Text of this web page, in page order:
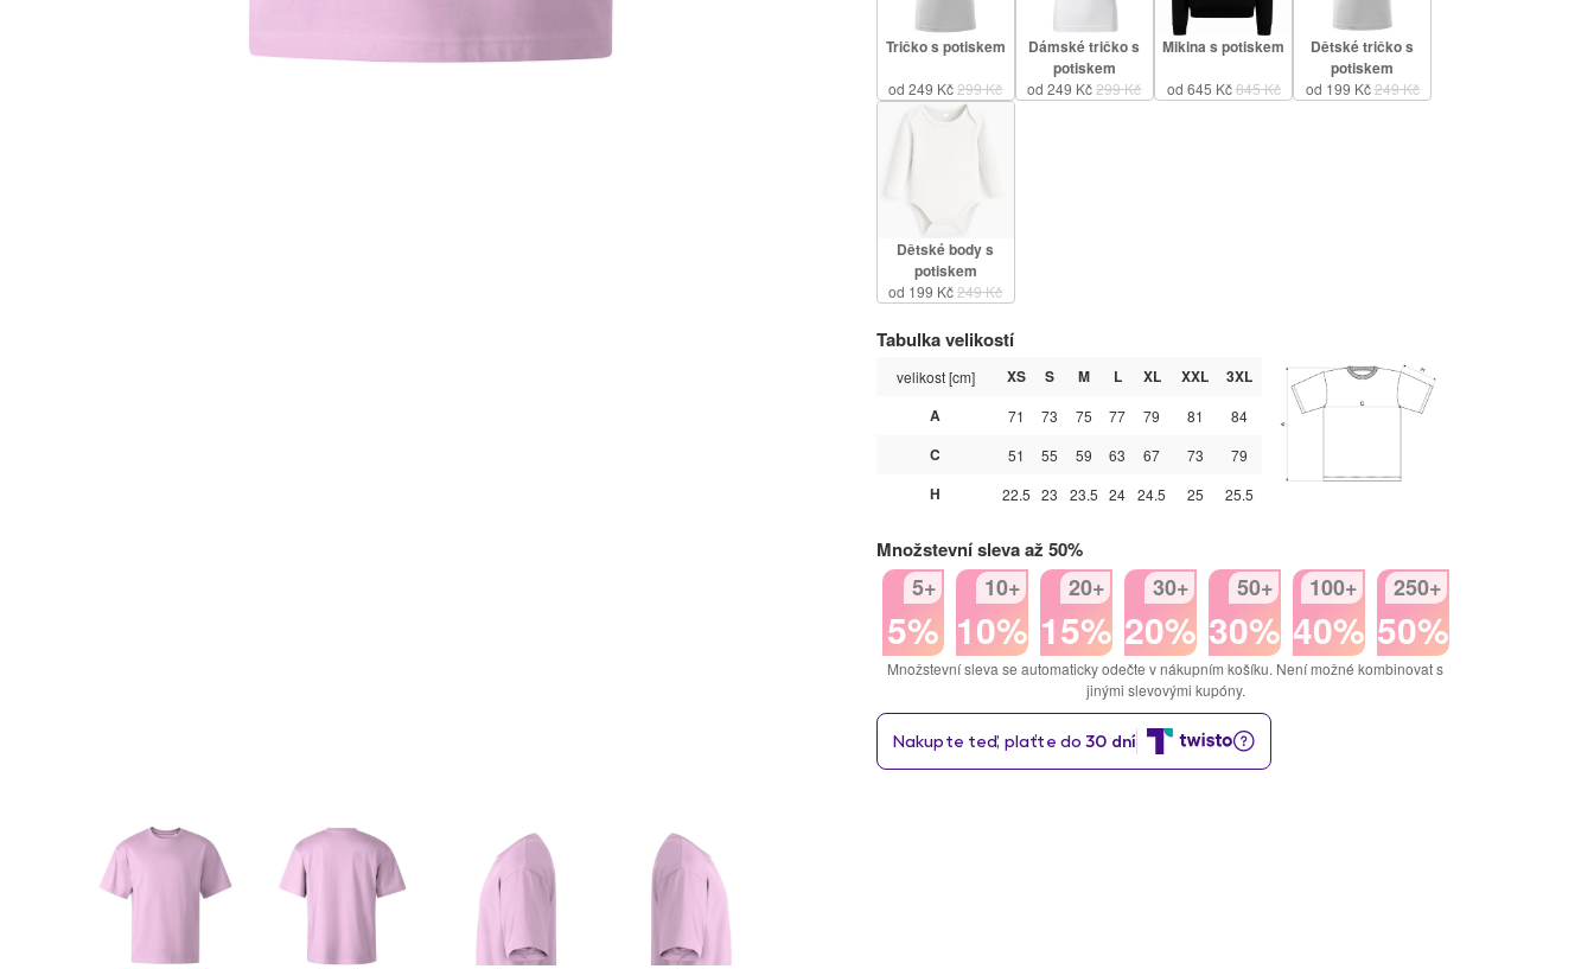
Tričko s potiskem
od 249 Kč299 Kč
Dámské tričko s
potiskem
od 249 Kč299 Kč
Mikina s potiskem
od 645 Kč845 Kč
Dětské tričko s
potiskem
od 199 Kč249 Kč
Dětské body s
potiskem
od 199 Kč249 Kč
Tabulka velikostí
velikost [cm] XS S M L XL XXL
3XL
A
71 73 75 77 79 81 84
C 51 55 59 63 67 73 79
H 22.5 23 23.5 24 24.5 25 25.5
Množstevní sleva až 50%
5+
5%
10+
10%
20+
15%
30+
20%
50+
30%
100+
40%
250+
50%
Množstevní sleva se automaticky odečte v nákupním košíku. Není možné kombinovat s
jinými slevovými kupóny.